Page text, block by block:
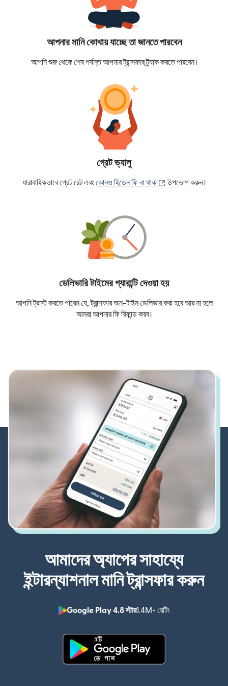
আপনার মানি কোথায় যাচ্ছে তা জানতে পারবেন
আপনি শুরু থেকে শেষ পর্যন্ত আপনার ট্রান্সফার ট্র্যাক করতে পারবেন।
গ্রেট ভ্যালু
ধারাবাহিকভাবে গ্রেট রেট এবংকোনও হিডেন ফি না থাকা (নতুন উইন্ডোতে খুলবে)
উপভোগ করুন।
ডেলিভারি টাইমের গ্যারান্টি দেওয়া হয়
আপনি ট্রাস্ট করতে পারেন যে, ট্রান্সফার অন-টাইম ডেলিভার করা হবে আর না হলে
আমরা আপনার ফি রিফান্ড করব।
আমাদের অ্যাপের সাহায্যে
ইন্টারন্যাশনাল মানি ট্রান্সফার করুন
Google Play 4.8 স্টার1.4M+ রেটিং